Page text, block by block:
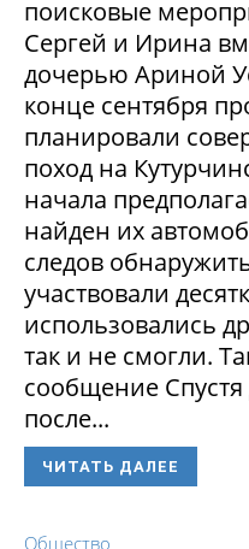
поисковые
Сергей и Ирина
дочерью Ариной
конце сентября
планировали
поход на
начала
найден их
следов
участвовали
использовались
так и не смогли.
сообщение Спустя
после...
ЧИТАТЬ ДАЛЕЕ
Общество